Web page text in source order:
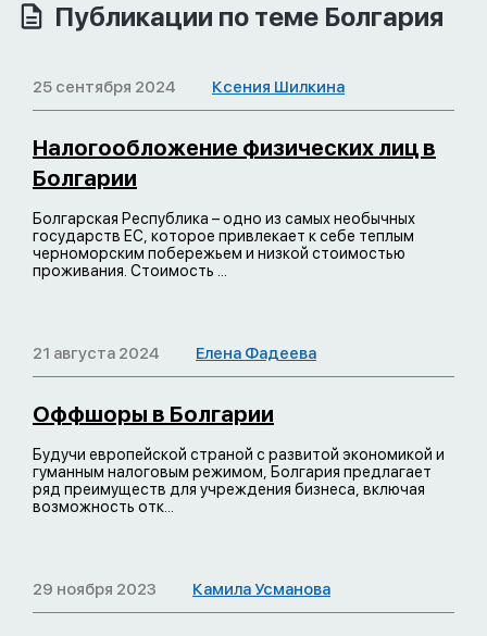
Публикации по теме Болгария
25 сентября 2024 Ксения Шилкина
Налогообложение физических лиц в
Болгарии
Болгарская Республика – одно из самых необычных
государств ЕС, которое привлекает к себе теплым
черноморским побережьем и низкой стоимостью
проживания. Стоимость ...
21 августа 2024 Елена Фадеева
Оффшоры в Болгарии
Будучи европейской страной с развитой экономикой и
гуманным налоговым режимом, Болгария предлагает
ряд преимуществ для учреждения бизнеса, включая
возможность отк...
29 ноября 2023 Камила Усманова